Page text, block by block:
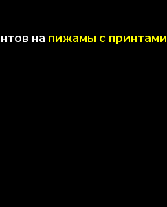
на пижамы с принтами